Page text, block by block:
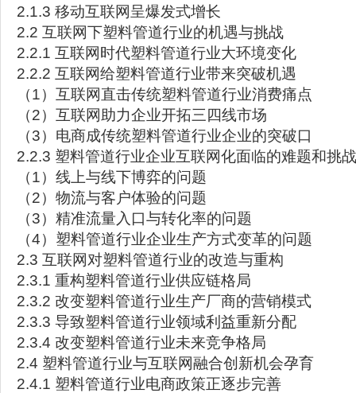
2.1.3 移动互联网呈爆发式增长
2.2 互联网下塑料管道行业的机遇与挑战
2.2.1 互联网时代塑料管道行业大环境变化
2.2.2 互联网给塑料管道行业带来突破机遇
（1）互联网直击传统塑料管道行业消费痛点
（2）互联网助力企业开拓三四线市场
（3）电商成传统塑料管道行业企业的突破口
2.2.3 塑料管道行业企业互联网化面临的难题和挑战
（1）线上与线下博弈的问题
（2）物流与客户体验的问题
（3）精准流量入口与转化率的问题
（4）塑料管道行业企业生产方式变革的问题
2.3 互联网对塑料管道行业的改造与重构
2.3.1 重构塑料管道行业供应链格局
2.3.2 改变塑料管道行业生产厂商的营销模式
2.3.3 导致塑料管道行业领域利益重新分配
2.3.4 改变塑料管道行业未来竞争格局
2.4 塑料管道行业与互联网融合创新机会孕育
2.4.1 塑料管道行业电商政策正逐步完善